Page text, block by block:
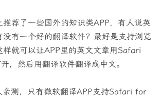
推荐了一些国外的知识类APP，有人说英
没有一个好的翻译软件？最好是支持浏览
样就可以让APP里的英文文章用Safari
，然后用翻译软件翻译成中文。
亲测，只有微软翻译APP支持Safari for